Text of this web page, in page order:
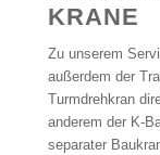
KRANE
Zu unserem
außerdem der
Turmdrehkran
anderem der K-
separater